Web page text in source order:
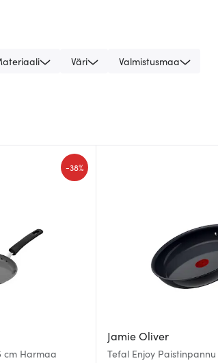
Väri
Valmistusmaa
cm Harmaa
-38%
Jamie Oliver
Tefal Enjoy